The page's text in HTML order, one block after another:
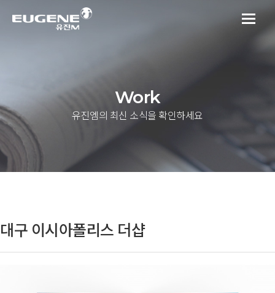
Work
유진엠의 최신 소식을 확인하세요
대구 이시아폴리스 더샵